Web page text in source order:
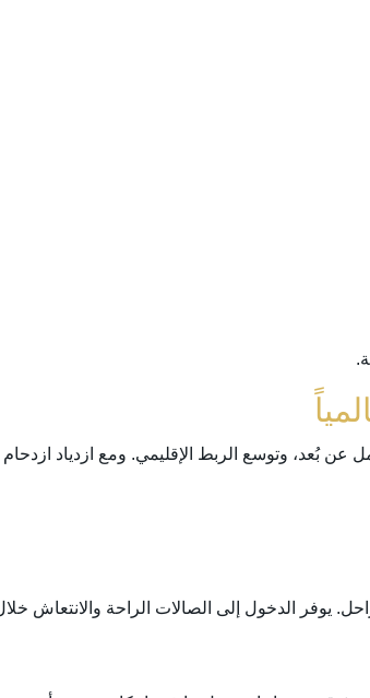
عن بُعد، وتوسع الربط الإقليمي. ومع ازدياد
يوفر الدخول إلى الصالات الراحة والانتعاش خلال